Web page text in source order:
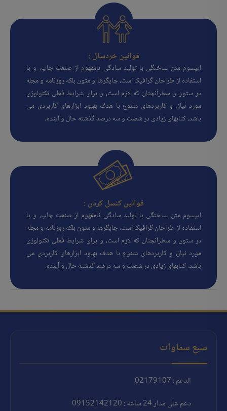
قوانین خردسال :
ایپسوم متن ساختگی با تولید سادگی نامفهوم از صنعت چاپ، و با
استفاده از طراحان گرافیک است، چاپگرها و متون بلکه روزنامه و مجله
در ستون و سطرآنچنان که لازم است، و برای شرایط فعلی تکنولوژی
مورد نیاز، و کاربردهای متنوع با هدف بهبود ابزارهای کاربردی می
باشد، کتابهای زیادی در شصت و سه درصد گذشته حال و آینده،
قوانین کنسل کردن :
ایپسوم متن ساختگی با تولید سادگی نامفهوم از صنعت چاپ، و با
استفاده از طراحان گرافیک است، چاپگرها و متون بلکه روزنامه و مجله
در ستون و سطرآنچنان که لازم است، و برای شرایط فعلی تکنولوژی
مورد نیاز، و کاربردهای متنوع با هدف بهبود ابزارهای کاربردی می
باشد، کتابهای زیادی در شصت و سه درصد گذشته حال و آینده،
سبع سماوات
الدعم : 02179107
دعم على مدار 24 ساعة : 09152142120